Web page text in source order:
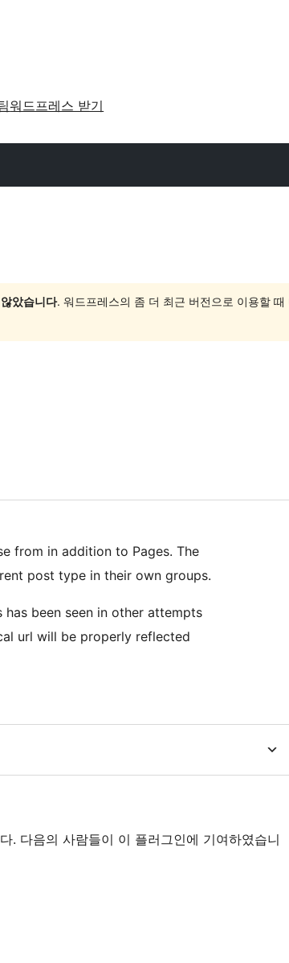
워드프레스 받기
았습니다. 워드프레스의 좀 더 최근 버전으로 이용할
from in addition to Pages. The
post type in their own groups.
been seen in other attempts
url will be properly reflected
. 다음의 사람들이 이 플러그인에 기여하였습니